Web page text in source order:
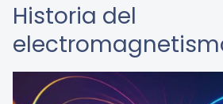
Historia del